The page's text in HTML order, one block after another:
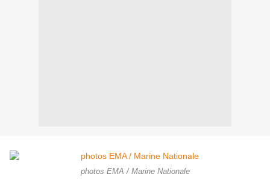
photos EMA / Marine Nationale